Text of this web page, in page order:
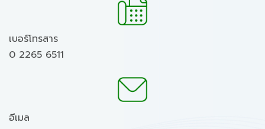
เบอร์โทรสาร
0 2265 6511
อีเมล